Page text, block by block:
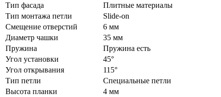
Тип фасада
Плитные материалы
Тип монтажа петли
Slide-on
Смещение отверстий
6 мм
Диаметр чашки
35 мм
Пружина
Пружина есть
Угол установки
45°
Угол открывания
115°
Тип петли
Специальные петли
Высота планки
4 мм